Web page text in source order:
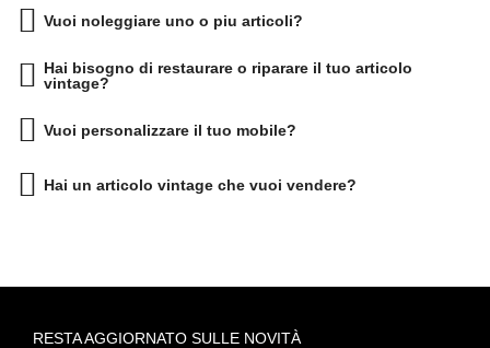
Vuoi noleggiare uno o piu articoli?
Hai bisogno di restaurare o riparare il tuo articolo
vintage?
Vuoi personalizzare il tuo mobile?
Hai un articolo vintage che vuoi vendere?
RESTA AGGIORNATO SULLE NOVITÀ